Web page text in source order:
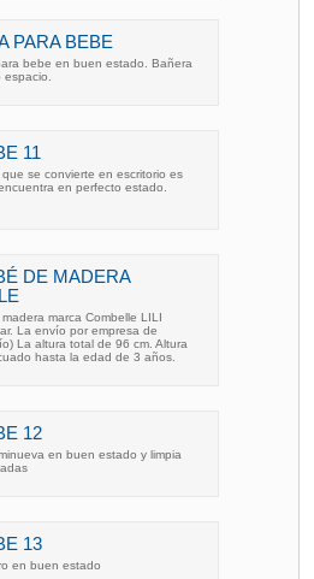
PARA BEBE
bebe en buen estado. Bañera
espacio.
11
se convierte en escritorio es
en perfecto estado.
DE MADERA
marca Combelle LILI
La envío por empresa de
La altura total de 96 cm. Altura
hasta la edad de 3 años.
12
en buen estado y limpia
13
en buen estado